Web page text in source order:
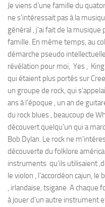
Je viens d’une famille du
ne s’intéressait pas à la
général , j’ai fait de la
famille. En même temps, au
démarche pseudo
révélation pour moi, Yes ,
qui étaient plus portés sur
un groupe de rock, qui
ans à l’époque , un an de
du rock blues , beaucoup de
découvert quelqu’un qui a
Bob Dylan. Le rock ne
découverte du folklore
instruments qu’ils utilisaient
le violon , l’accordéon cajun,
, irlandaise, tsigane. A chaque
à jouer d’un autre instrument